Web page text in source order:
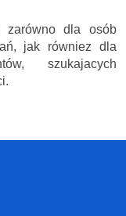
zarówno dla osób
jak równiez dla
szukajacych